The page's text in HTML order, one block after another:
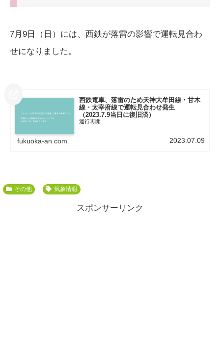
7月9日（日）には、西鉄が落雷の影響で運転見合わ
せになりました。
西鉄電車、落雷のため天神大牟田線・甘木
線・太宰府線で運転見合わせ発生
（2023.7.9当日に復旧済）
運行再開
fukuoka-an.com 2023.07.09
その他 気象情報
スポンサーリンク